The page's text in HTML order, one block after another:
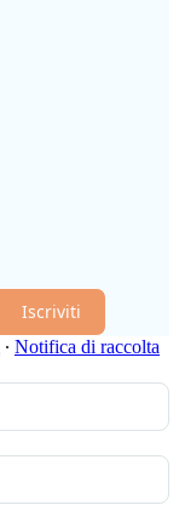
Iscriviti
∙ Notifica di raccolta